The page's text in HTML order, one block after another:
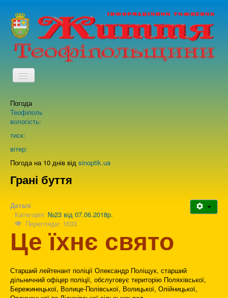
TPL_PROTOSTAR_TOGGLE_MENU
Про нас
Погода
Теофіполь
вологість:
тиск:
вітер:
Погода на 10 днів від sinoptik.ua
Грані буття
Деталі
Категорія: №23 від 07.06.2018р.
Перегляди: 1633
Це їхнє свято
Старший лейтенант поліції Олександр Поліщук, старший
дільничний офіцер поліції, обслуговує територію Поляхівської,
Бережинецької, Волице-Полівської, Волицької, Олійницької,